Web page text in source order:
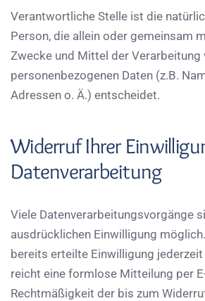
Verantwortliche Stelle ist die
Person, die allein oder gemeinsam
Zwecke und Mittel der Verarbeitung
personenbezogenen Daten (z.B.
Adressen o. Ä.) entscheidet.
Widerruf Ihrer
Datenverarbeitung
Viele Datenverarbeitungsvorgänge
ausdrücklichen Einwilligung
bereits erteilte Einwilligung
reicht eine formlose Mitteilung per
Rechtmäßigkeit der bis zum